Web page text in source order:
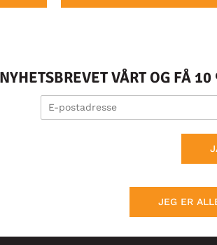
VÅRT OG FÅ
JEG ER